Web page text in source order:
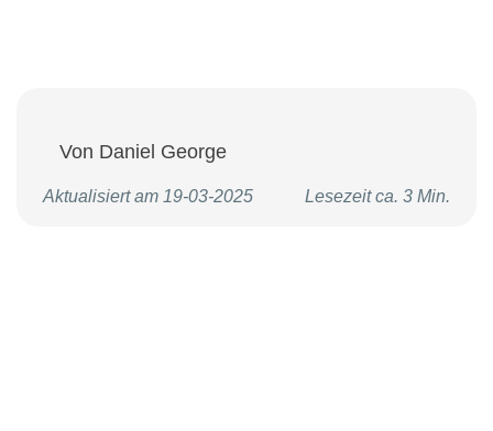
Von Daniel George
Aktualisiert am 19-03-2025 Lesezeit ca. 3 Min.